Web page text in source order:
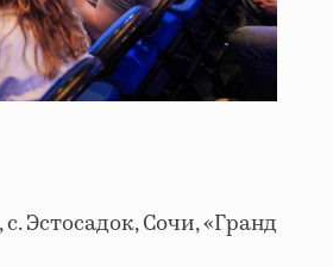
Эстосадок, Сочи, «Гранд